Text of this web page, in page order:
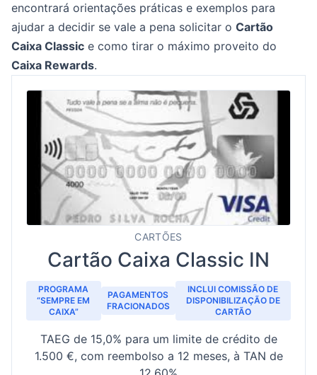
encontrará orientações práticas e exemplos para
ajudar a decidir se vale a pena solicitar o Cartão
Caixa Classic e como tirar o máximo proveito do
Caixa Rewards.
CARTÕES
Cartão Caixa Classic IN
PROGRAMA
“SEMPRE EM
CAIXA”
PAGAMENTOS
FRACIONADOS
INCLUI COMISSÃO DE
DISPONIBILIZAÇÃO DE
CARTÃO
TAEG de 15,0% para um limite de crédito de
1.500 €, com reembolso a 12 meses, à TAN de